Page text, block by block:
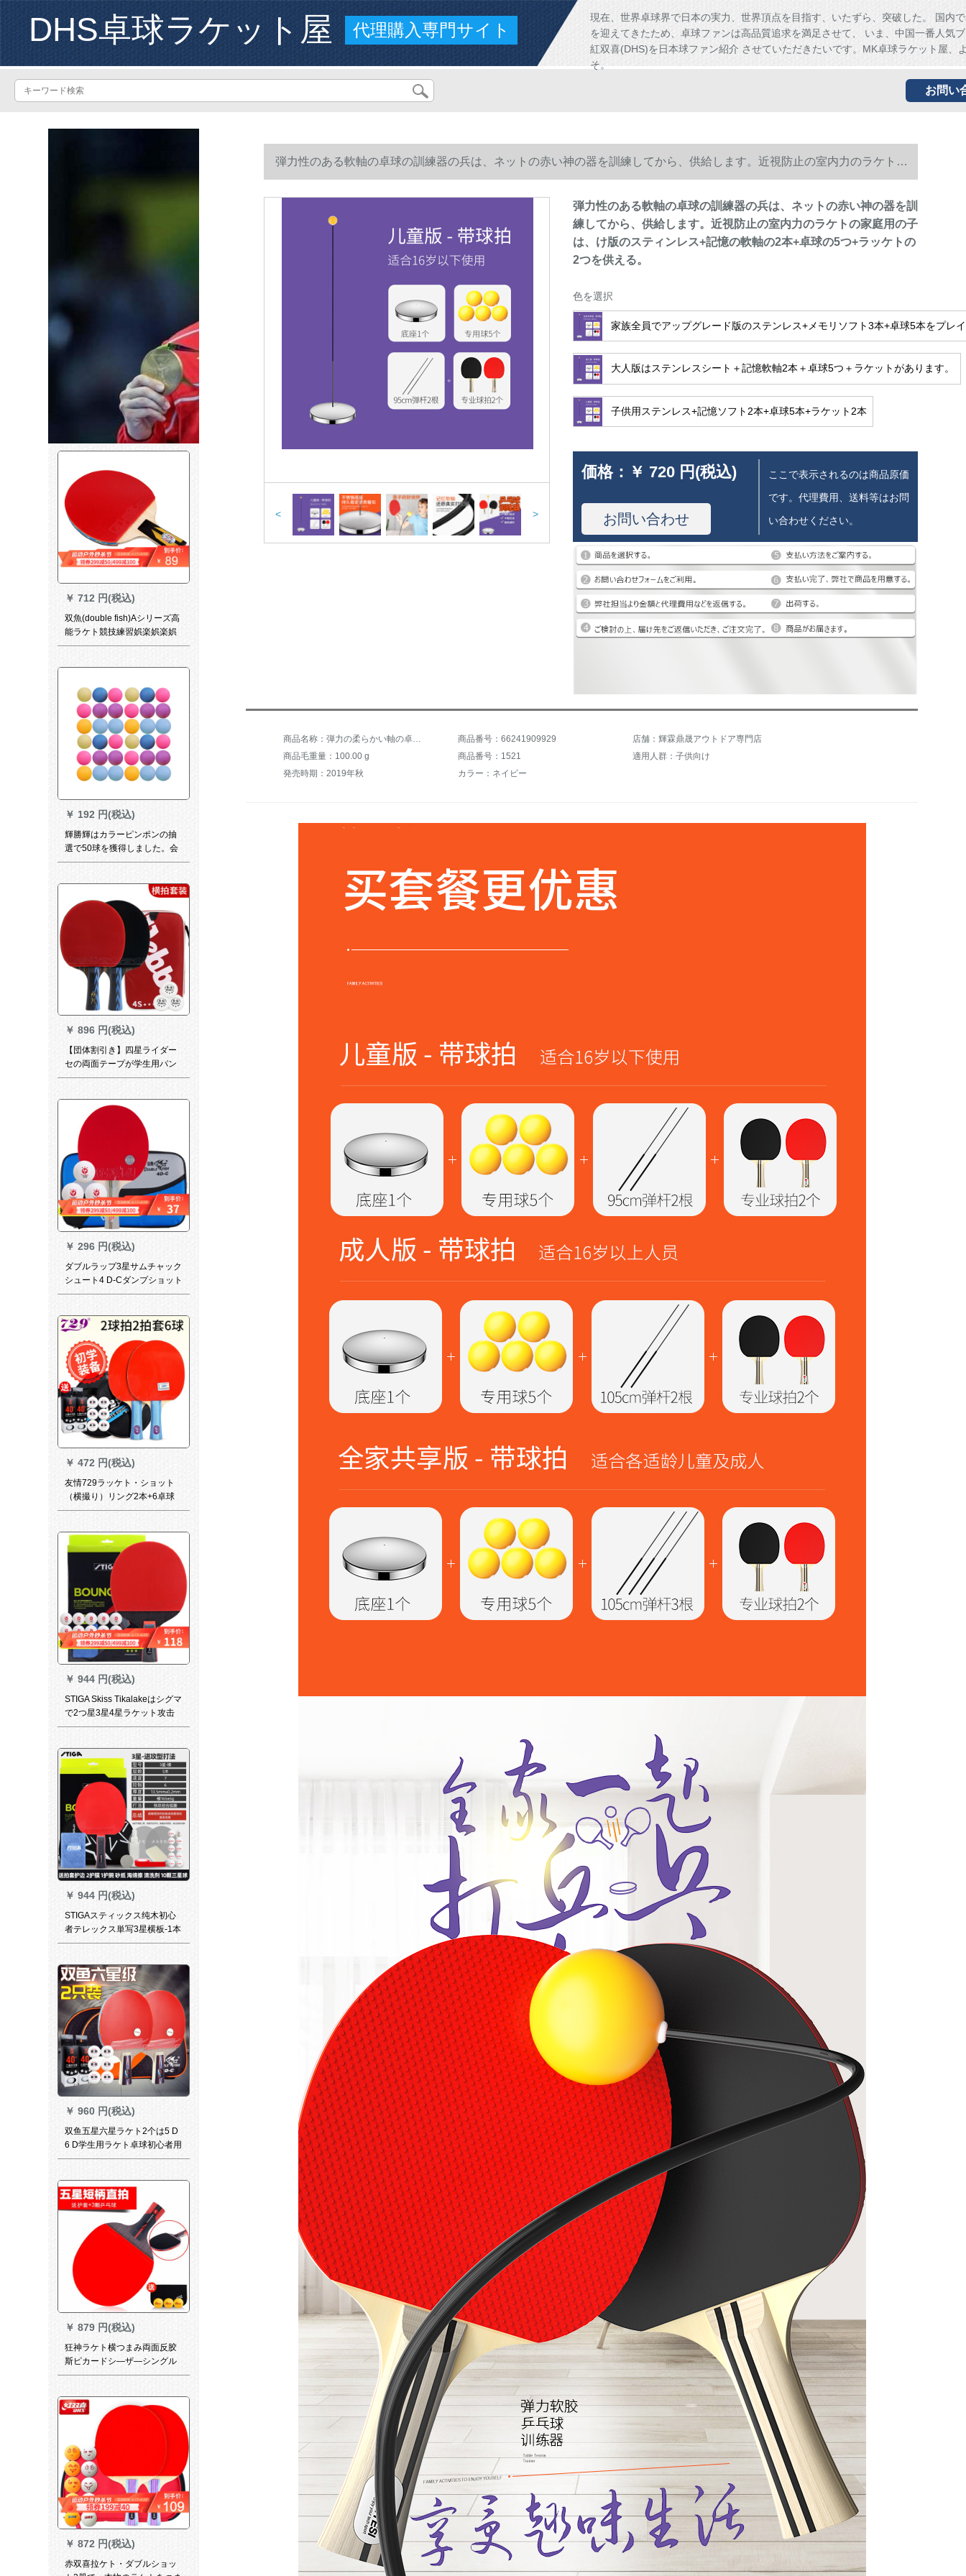
DHS卓球ラケット屋 代理購入専門サイト
現在、世界卓球界で日本の実力、世界頂点を目指す、いたずら、突破した。 国内
を迎えてきたため、卓球ファンは高品質追求を満足させて、 いま、中国一番人気
紅双喜(DHS)を日本球ファン紹介 させていただきたいです。MK卓球ラケット屋、
そ。
お問い
￥ 712 円(税込)
双魚(double fish)Aシリーズ高
能ラケト競技練習娯楽娯楽娯
楽娯楽ラッケト6 Aラッケト横
￥ 192 円(税込)
輝勝輝はカラーピンポンの抽
選で50球を獲得しました。会
社活動はボールデジタルで賞
（100個）はマークペンを送
ります。
￥ 896 円(税込)
【団体割引き】四星ライダー
セの両面テープが学生用パン
を横に摘む。2本の横撮りをし
取ります。3つの卓球ボアをセ
イトする。
￥ 296 円(税込)
ダブルラップ3星サムチャック
シュート4 D-Cダンプショット
(長柄)シングセト
￥ 472 円(税込)
友情729ラッケト・ショット
（横撮り）リング2本+6卓球
+2セクスト。
￥ 944 円(税込)
STIGA Skiss Tikalakeはシグマ
で2つ星3星4星ラケット攻击
用シージェク型三星BOUNCE
￥ 944 円(税込)
STIGAスティックス纯木初心
者テレックス単写3星横板-1本
￥ 960 円(税込)
双鱼五星六星ラケト2个は5 D
6 D学生用ラケト卓球初心者用
の両面テープ6 D直写（短柄）
を入れます。
￥ 879 円(税込)
狂神ラケト横つまみ両面反胶
斯ピカードシ—ザ—シングル
456星（セト付き）五星短柄
￥ 872 円(税込)
赤双喜拉ケト・ダブルショッ
弾力性のある軟軸の卓球の訓練器の兵は、ネットの赤い神の器を訓練してから、供給します。近視防止の室内力のラケトの
家庭用の子は、け版のスティンレス+記憶の軟軸の2本+卓球の5つ+ラッケトの2つを供える。
< >
弾力性のある軟軸の卓球の訓練器の兵は、ネットの赤い神の器を訓
練してから、供給します。近視防止の室内力のラケトの家庭用の子
は、け版のスティンレス+記憶の軟軸の2本+卓球の5つ+ラッケトの
2つを供える。
色を選択
家族全員でアップグレード版のステンレス+メモリソフト3本+卓球5本をプレ
大人版はステンレスシート＋記憶軟軸2本＋卓球5つ＋ラケットがあります。
子供用ステンレス+記憶ソフト2本+卓球5本+ラケット2本
価格： ￥ 720 円(税込)
お問い合わせ
ここで表示されるのは商品原価
です。代理費用、送料等はお問
い合わせください。
商品名称：弾力の柔らかい軸の卓球の訓練器の兵兵はネットの赤い神の器を訓練してから供給します。近視防止の室内の力のラケットの家庭用の子供に向けてステンレス版+記憶の軟軸の2本+卓球の5つの+ラケットの2つを供えます。 商品番号：66241909929
店舗：輝霖鼎晟アウトドア専門店
商品毛重量：100.00 g
商品番号：1521
適用人群：子供向け
発売時期：2019年秋
カラー：ネイビー